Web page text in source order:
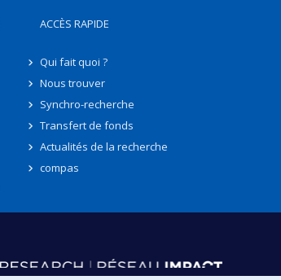
ACCÈS RAPIDE
Qui fait quoi ?
Nous trouver
Synchro-recherche
Transfert de fonds
Actualités de la recherche
compas